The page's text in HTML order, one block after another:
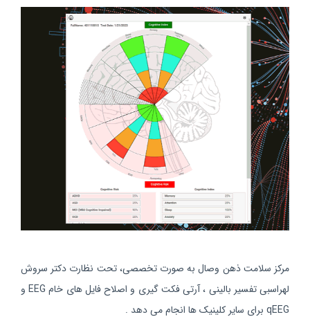
مرکز سلامت ذهن وصال به صورت تخصصی، تحت نظارت دکتر سروش
لهراسبی تفسیر بالینی ، آرتی فکت گیری و اصلاح فایل های خام EEG و
qEEG برای سایر کلینیک ها انجام می دهد .